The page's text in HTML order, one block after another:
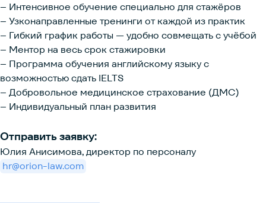
– Интенсивное обучение специально для стажёров
– Узконаправленные тренинги от каждой из практик
– Гибкий график работы — удобно совмещать с учёбой
– Ментор на весь срок стажировки
– Программа обучения английскому языку с
возможностью сдать IELTS
– Добровольное медицинское страхование (ДМС)
– Индивидуальный план развития
Отправить заявку:
Юлия Анисимова, директор по персоналу
hr@orion-law.com